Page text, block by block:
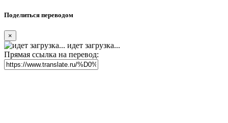
Поделиться переводом
×
идет загрузка...
Прямая ссылка на перевод: